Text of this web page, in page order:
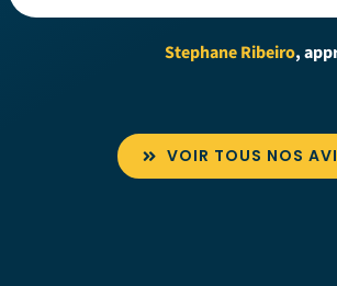
Stephane Ribeiro,
VOIR TOUS NOS